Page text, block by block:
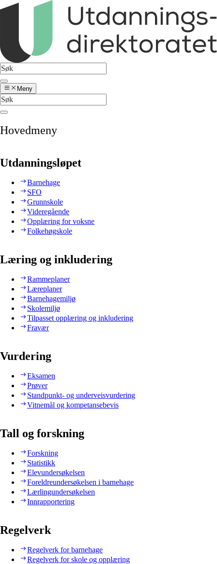
Meny
Hovedmeny
Utdanningsløpet
Barnehage
SFO
Grunnskole
Videregående
Opplæring for voksne
Folkehøgskole
Læring og inkludering
Rammeplaner
Læreplaner
Barnehagemiljø
Skolemiljø
Tilpasset opplæring og inkludering
Fravær
Vurdering
Eksamen
Prøver
Standpunkt- og underveisvurdering
Vitnemål og kompetansebevis
Tall og forskning
Forskning
Statistikk
Elevundersøkelsen
Foreldreundersøkelsen i barnehage
Lærlingundersøkelsen
Innrapportering
Regelverk
Regelverk for barnehage
Regelverk for skole og opplæring